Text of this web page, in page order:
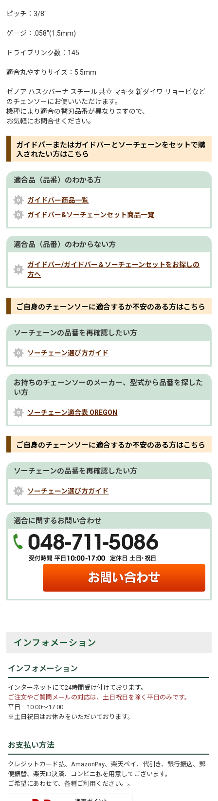
ピッチ：3/8"
ゲージ：.058"(1.5mm)
ドライブリンク数：145
適合丸やすりサイズ：5.5mm
ゼノア ハスクバーナ スチール 共立 マキタ 新ダイワ リョービなど
のチェンソーにお使いいただけます。
機種により適合の替刃品番が異なりますので、
お気軽にお問合せください。
ガイドバーまたはガイドバーとソーチェーンをセットで購
入されたい方はこちら
適合品（品番）のわかる方
ガイドバー商品一覧
ガイドバー&ソーチェーンセット商品一覧
適合品（品番）のわからない方
ガイドバー/ガイドバー＆ソーチェーンセットをお探しの
方へ
ご自身のチェーンソーに適合するか不安のある方はこちら
ソーチェーンの品番を再確認したい方
ソーチェーン選び方ガイド
お持ちのチェーンソーのメーカー、型式から品番を探した
い方
ソーチェーン適合表 OREGON
ご自身のチェーンソーに適合するか不安のある方はこちら
ソーチェーンの品番を再確認したい方
ソーチェーン選び方ガイド
適合に関するお問い合わせ
インフォメーション
インフォメーション
インターネットにて24時間受け付けております。
ご注文やご質問メールの対応は、土日祝日を除く平日のみです。
平日 10:00～17:00
※土日祝日はお休みをいただいております。
お支払い方法
クレジットカード払、AmazonPay、楽天ペイ、代引き、銀行振込、郵
便振替、楽天ID決済、コンビニ払を用意してございます。
ご希望にあわせて、各種ご利用ください。。